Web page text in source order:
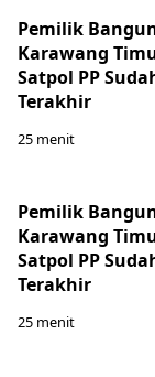
Pemilik
Karawang
Satpol PP
Terakhir
25 menit
Pemilik
Karawang
Satpol PP
Terakhir
25 menit